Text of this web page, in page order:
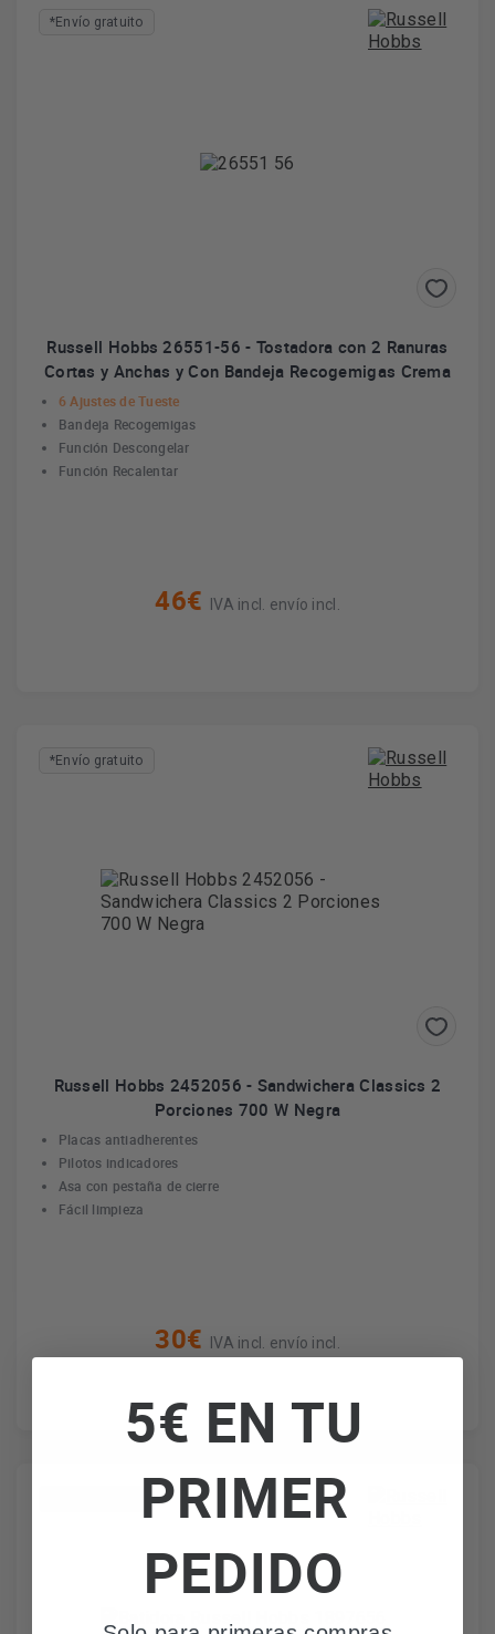
*Envío gratuito
Russell Hobbs 26551-56 - Tostadora con 2 Ranuras
Cortas y Anchas y Con Bandeja Recogemigas Crema
6 Ajustes de Tueste
Bandeja Recogemigas
Función Descongelar
Función Recalentar
46€ IVA incl. envío incl.
*Envío gratuito
Russell Hobbs 2452056 - Sandwichera Classics 2
Porciones 700 W Negra
Placas antiadherentes
Pilotos indicadores
Asa con pestaña de cierre
Fácil limpieza
30€ IVA incl. envío incl.
5€ EN TU
PRIMER
PEDIDO